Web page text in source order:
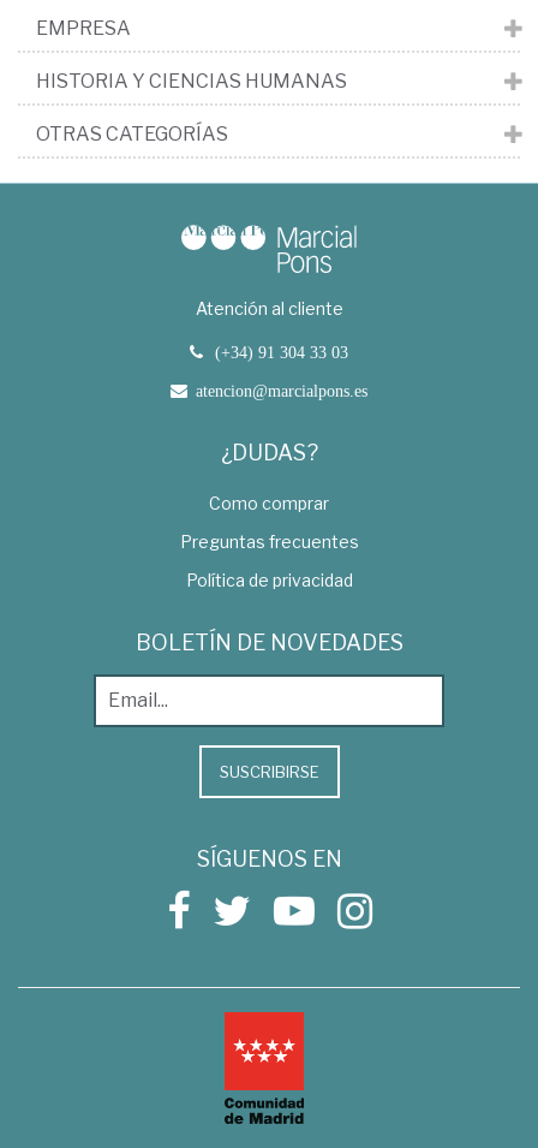
EMPRESA
HISTORIA Y CIENCIAS HUMANAS
OTRAS CATEGORÍAS
Atención al cliente
(+34) 91 304 33 03
atencion@marcialpons.es
¿DUDAS?
Como comprar
Preguntas frecuentes
Política de privacidad
BOLETÍN DE NOVEDADES
SUSCRIBIRSE
SÍGUENOS EN